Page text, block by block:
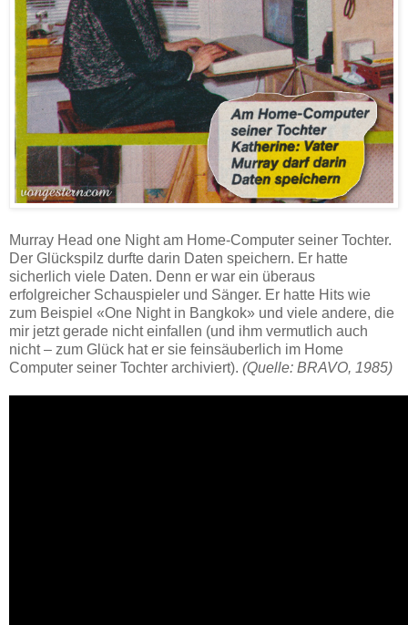
Murray Head one Night am Home-Computer seiner Tochter.
Der Glückspilz durfte darin Daten speichern. Er hatte
sicherlich viele Daten. Denn er war ein überaus
erfolgreicher Schauspieler und Sänger. Er hatte Hits wie
zum Beispiel «One Night in Bangkok» und viele andere, die
mir jetzt gerade nicht einfallen (und ihm vermutlich auch
nicht – zum Glück hat er sie feinsäuberlich im Home
Computer seiner Tochter archiviert). (Quelle: BRAVO, 1985)